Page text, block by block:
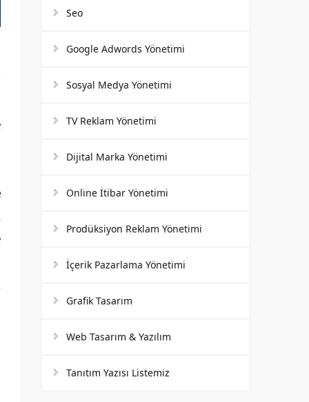
Seo
Google Adwords Yönetimi
Sosyal Medya Yönetimi
TV Reklam Yönetimi
Dijital Marka Yönetimi
Online İtibar Yönetimi
Prodüksiyon Reklam Yönetimi
İçerik Pazarlama Yönetimi
Grafik Tasarım
Web Tasarım & Yazılım
Tanıtım Yazısı Listemiz